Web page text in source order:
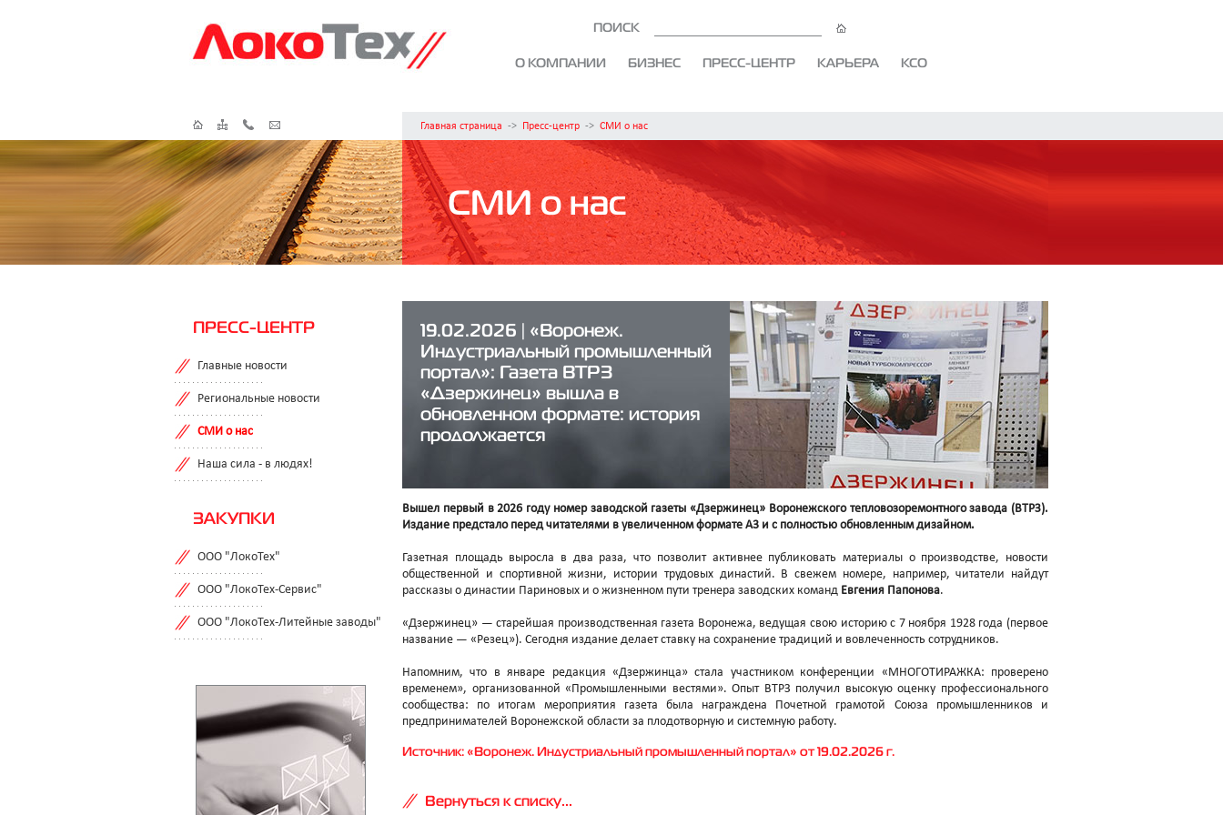
ПОИСК
О КОМПАНИИ БИЗНЕС ПРЕСС-ЦЕНТР КАРЬЕРА КСО
Главная страница -> Пресс-центр -> СМИ о нас
СМИ о нас
ПРЕСС-ЦЕНТР
Главные новости
Региональные новости
СМИ о нас
Наша сила - в людях!
ЗАКУПКИ
ООО "ЛокоТех"
ООО "ЛокоТех-Сервис"
ООО "ЛокоТех-Литейные заводы"
19.02.2026 | «Воронеж.
Индустриальный промышленный
портал»: Газета ВТРЗ
«Дзержинец» вышла в
обновленном формате: история
продолжается
Вышел первый в 2026 году номер заводской газеты «Дзержинец» Воронежского тепловозоремонтного завода (ВТРЗ).
Издание предстало перед читателями в увеличенном формате А3 и с полностью обновленным дизайном.
Газетная площадь выросла в два раза, что позволит активнее публиковать материалы о производстве, новости
общественной и спортивной жизни, истории трудовых династий. В свежем номере, например, читатели найдут
рассказы о династии Париновых и о жизненном пути тренера заводских команд Евгения Папонова.
«Дзержинец» — старейшая производственная газета Воронежа, ведущая свою историю с 7 ноября 1928 года (первое
название — «Резец»). Сегодня издание делает ставку на сохранение традиций и вовлеченность сотрудников.
Напомним, что в январе редакция «Дзержинца» стала участником конференции «МНОГОТИРАЖКА: проверено
временем», организованной «Промышленными вестями». Опыт ВТРЗ получил высокую оценку профессионального
сообщества: по итогам мероприятия газета была награждена Почетной грамотой Союза промышленников и
предпринимателей Воронежской области за плодотворную и системную работу.
Источник: «Воронеж. Индустриальный промышленный портал» от 19.02.2026 г.
Вернуться к списку...